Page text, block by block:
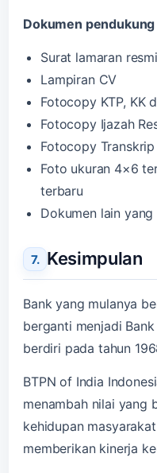
Dokumen
Surat lamaran resmi
Lampiran CV
Fotocopy KTP, KK
Fotocopy Ijazah
Fotocopy
Foto ukuran 4×6
terbaru
Dokumen lain
Kesimpulan
Bank yang mulanya
berganti menjadi
berdiri pada tahun
BTPN of India
menambah nilai yang
kehidupan
memberikan kinerja